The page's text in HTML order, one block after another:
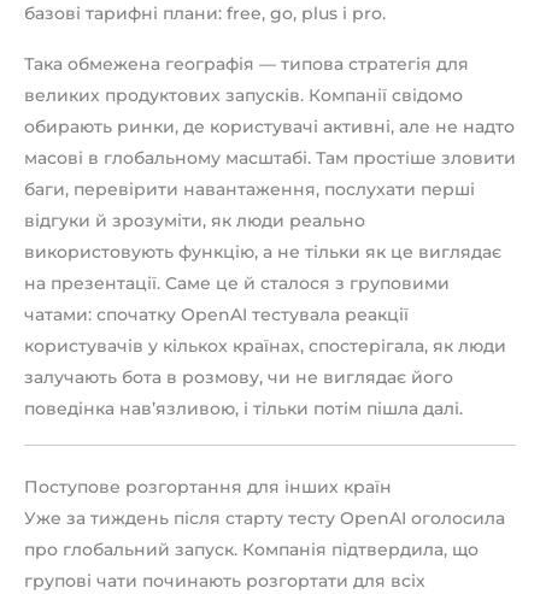
базові тарифні плани: free, go, plus і pro.
Така обмежена географія — типова стратегія для
великих продуктових запусків. Компанії свідомо
обирають ринки, де користувачі активні, але не надто
масові в глобальному масштабі. Там простіше зловити
баги, перевірити навантаження, послухати перші
відгуки й зрозуміти, як люди реально
використовують функцію, а не тільки як це виглядає
на презентації. Саме це й сталося з груповими
чатами: спочатку OpenAI тестувала реакції
користувачів у кількох країнах, спостерігала, як люди
залучають бота в розмову, чи не виглядає його
поведінка нав’язливою, і тільки потім пішла далі.
Поступове розгортання для інших країн
Уже за тиждень після старту тесту OpenAI оголосила
про глобальний запуск. Компанія підтвердила, що
групові чати починають розгортати для всіх